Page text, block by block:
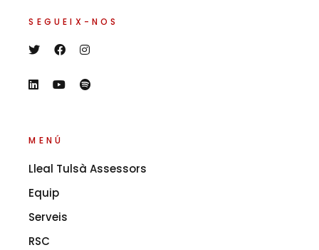
SEGUEIX-NOS
MENÚ
Lleal Tulsà Assessors
Equip
Serveis
RSC